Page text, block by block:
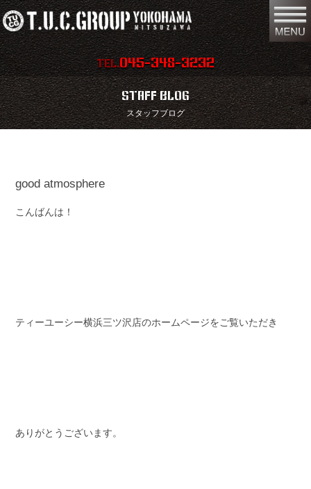
TEL.045-348-3232
在庫車両情報 店舗情報
保証内容 地図
スタッフ紹介
特別作業
STAFF BLOG
スタッフブログ
good atmosphere
こんばんは！
ティーユーシー横浜三ツ沢店のホームページをご覧いただき
ありがとうございます。